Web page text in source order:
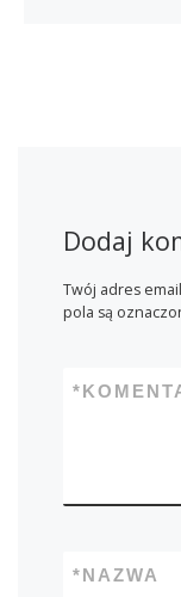
Dodaj
Twój adres
pola są
*
NAZWA
*